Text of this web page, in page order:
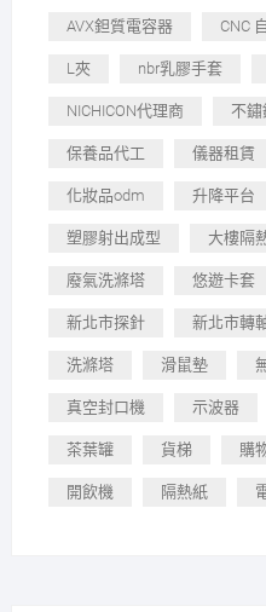
AVX鉭質電容器 CNC
L夾 nbr乳膠手套
NICHICON代理商 不鏽
保養品代工 儀器租賃
化妝品odm 升降平台
塑膠射出成型 大樓隔
廢氣洗滌塔 悠遊卡套
新北市探針 新北市轉
洗滌塔 滑鼠墊
真空封口機 示波器
茶葉罐 貨梯 購
開飲機 隔熱紙